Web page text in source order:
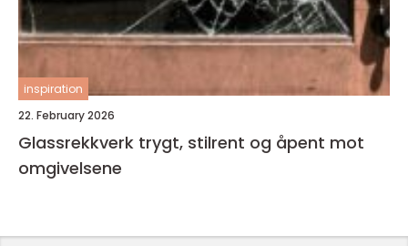
inspiration
22. February 2026
Glassrekkverk trygt, stilrent og åpent mot
omgivelsene